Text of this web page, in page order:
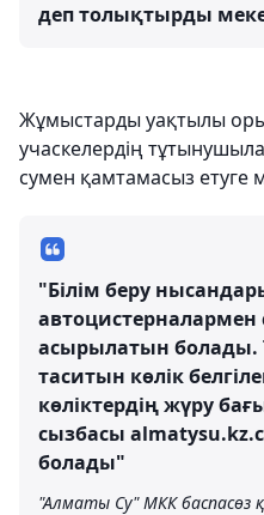
деп толықтырды
Жұмыстарды уақтылы
учаскелердің
сумен қамтамасыз етуге
"Білім беру
автоцистерналармен
асырылатын болады.
таситын көлік
көліктердің жүру
сызбасы
болады"
"Алматы Су" МКК баспасөз